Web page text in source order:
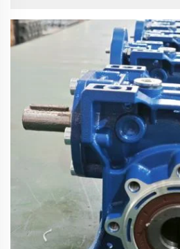
distância radial entre as bordas dos